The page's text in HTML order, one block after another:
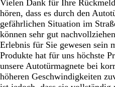
Vielen Dank für Ihre
hören, dass es durch den
gefährlichen Situation im
können sehr gut
Erlebnis für Sie gewesen sein
Produkte hat für uns höchste
unsere Autotürmagnete bei
höheren Geschwindigkeiten